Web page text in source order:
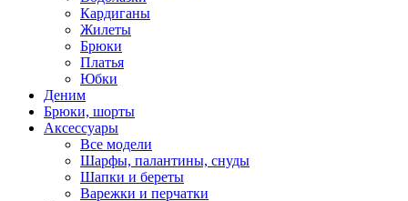
Кардиганы
Жилеты
Брюки
Платья
Юбки
Деним
Брюки, шорты
Аксессуары
Все модели
Шарфы, палантины, снуды
Шапки и береты
Варежки и перчатки